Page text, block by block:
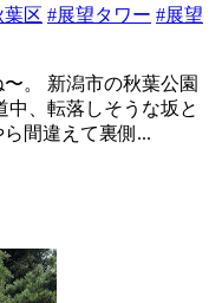
葉区 #展望タワー #展望
。 新潟市の秋葉公園
中、転落しそうな坂と
間違えて裏側...